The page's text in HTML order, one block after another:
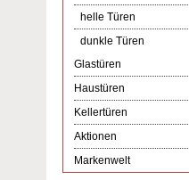
helle Türen
dunkle Türen
Glastüren
Haustüren
Kellertüren
Aktionen
Markenwelt